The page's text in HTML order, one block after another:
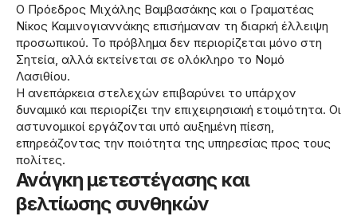
Ο Πρόεδρος Μιχάλης Βαμβασάκης και ο Γραματέας
Νίκος Καμινογιαννάκης επισήμαναν τη διαρκή έλλειψη
προσωπικού. Το πρόβλημα δεν περιορίζεται μόνο στη
Σητεία, αλλά εκτείνεται σε ολόκληρο το Νομό
Λασιθίου.
Η ανεπάρκεια στελεχών επιβαρύνει το υπάρχον
δυναμικό και περιορίζει την επιχειρησιακή ετοιμότητα. Οι
αστυνομικοί εργάζονται υπό αυξημένη πίεση,
επηρεάζοντας την ποιότητα της υπηρεσίας προς τους
πολίτες.
Ανάγκη μετεστέγασης και
βελτίωσης συνθηκών